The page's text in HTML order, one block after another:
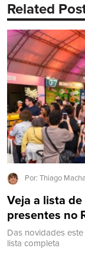
Related
Por: Thiago
Veja a lista
presentes no
Das novidades
lista completa